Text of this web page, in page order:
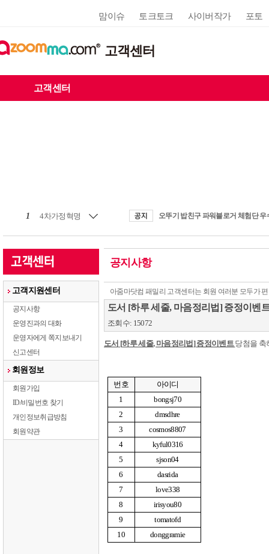
맘이슈 토크토크 사이버작가 포토
고객센터
고객센터
1 4차가정혁명
고객지원센터
공지사항
운영진과의 대화
운영자에게 쪽지보내기
신고센터
회원정보
회원가입
ID/비밀번호 찾기
개인정보취급방침
회원약관
공지사항
아줌마닷컴 패밀리 고객센터는 회원 여러분 모두가
도서 [하루 세줄, 마음정리법] 증정이벤
조회수: 15072
도서 [하루 세줄, 마음정리법 ]증정이벤트당첨을 축
번호
아이디
1
bongsj70
2
dmsdhre
3
cosmos8807
4
kyful0316
5
sjson04
6
dasrida
7
love338
8
irisyou80
9
tomatofd
10
donggramie